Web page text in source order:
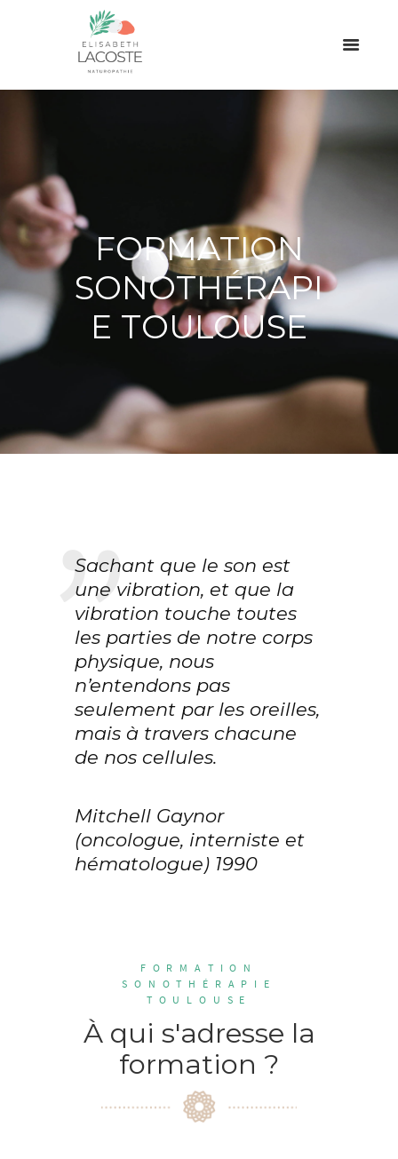
FORMATION
SONOTHÉRAPI
E TOULOUSE
Sachant que le son est
une vibration, et que la
vibration touche toutes
les parties de notre corps
physique, nous
n’entendons pas
seulement par les oreilles,
mais à travers chacune
de nos cellules.
Mitchell Gaynor
(oncologue, interniste et
hématologue) 1990
FORMATION
SONOTHÉRAPIE
TOULOUSE
À qui s'adresse la
formation ?